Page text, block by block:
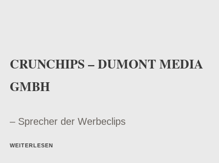
CRUNCHIPS – DUMONT MEDIA
GMBH
– Sprecher der Werbeclips
WEITERLESEN